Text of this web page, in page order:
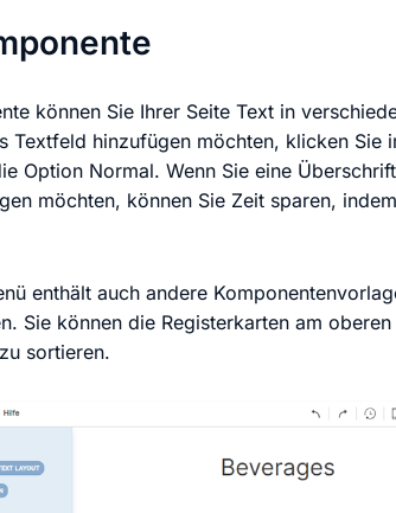
können Sie Ihrer Seite Text in
Textfeld hinzufügen möchten, klicken Sie
Option Normal. Wenn Sie eine
möchten, können Sie Zeit sparen,
enthält auch andere
Sie können die Registerkarten am
sortieren.